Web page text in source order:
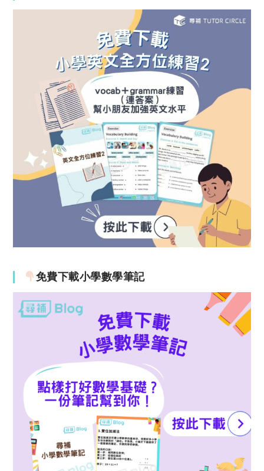
免費下載小學數學筆記